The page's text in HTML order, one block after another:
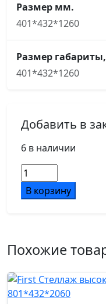
Размер мм.
401*432*1260
Размер
401*432*1260
Добавить в
6 в наличии
Количество
товара
First
KSU-
2
Венге
Цаво
В корзину
Похожие